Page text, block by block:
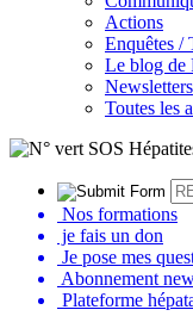
Actions
Enquêtes /
Le blog de
Newsletters
Toutes les
Nos formations
je fais un don
Je pose mes
Abonnement
Plateforme